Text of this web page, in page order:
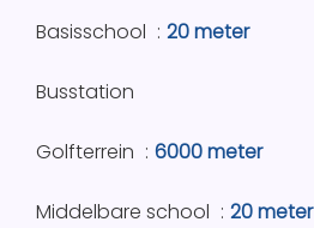
Basisschool 20 meter
Busstation
Golfterrein 6000 meter
Middelbare school 20 meter